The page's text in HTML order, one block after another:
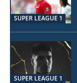
SUPER LEAGUE 1
SUPER LEAGUE 1